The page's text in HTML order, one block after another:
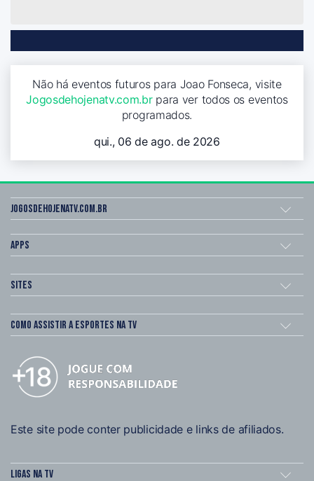
Não há eventos futuros para Joao Fonseca, visite
Jogosdehojenatv.com.brpara ver todos os eventos
programados.
qui., 06 de ago. de 2026
Jogosdehojenatv.com.br
Apps
Sites
Como assistir a esportes na TV
Este site pode conter publicidade e links de afiliados.
Ligas na TV